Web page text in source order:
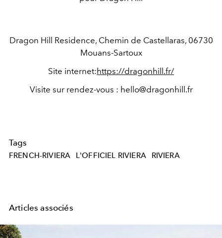
Dragon Hill Residence, Chemin de Castellaras, 06730
Mouans-Sartoux
Site internet:https://dragonhill.fr/
Visite sur rendez-vous : hello@dragonhill.fr
Tags
FRENCH-RIVIERA L'OFFICIEL RIVIERA RIVIERA
Articles associés